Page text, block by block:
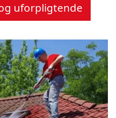
uforpligtende